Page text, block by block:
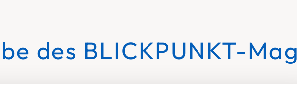
des BLICKPUNKT-